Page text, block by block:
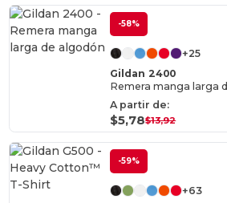
-58%
+25
Gildan 2400
Remera manga larga
A partir de:
$5,78$13,92
-59%
+63